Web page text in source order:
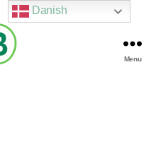
Menu
Danish